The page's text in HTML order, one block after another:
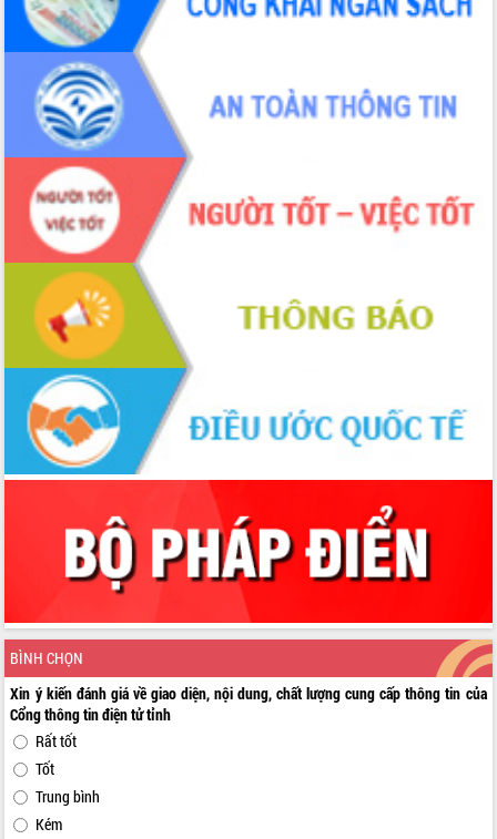
BÌNH CHỌN
Xin ý kiến đánh giá về giao diện, nội dung, chất lượng cung cấp thông tin của
Cổng thông tin điện tử tỉnh
Rất tốt
Tốt
Trung bình
Kém